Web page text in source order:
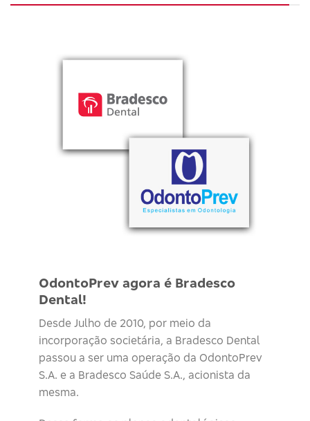
OdontoPrev agora é Bradesco
Dental!
Desde Julho de 2010, por meio da
incorporação societária, a Bradesco Dental
passou a ser uma operação da OdontoPrev
S.A. e a Bradesco Saúde S.A., acionista da
mesma.